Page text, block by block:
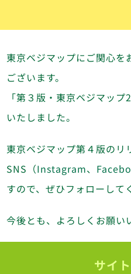
東京ベジマップにご関心を
ございます。
「第３版・東京ベジマッ
いたしました。
東京ベジマップ第４版のリ
SNS（Instagram、
すので、ぜひフォローして
今後とも、よろしくお願い
サイ